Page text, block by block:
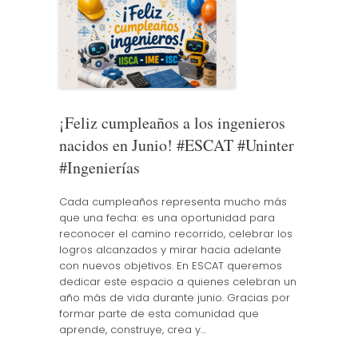
¡Feliz cumpleaños a los ingenieros
nacidos en Junio! #ESCAT #Uninter
#Ingenierías
Cada cumpleaños representa mucho más
que una fecha: es una oportunidad para
reconocer el camino recorrido, celebrar los
logros alcanzados y mirar hacia adelante
con nuevos objetivos. En ESCAT queremos
dedicar este espacio a quienes celebran un
año más de vida durante junio. Gracias por
formar parte de esta comunidad que
aprende, construye, crea y…